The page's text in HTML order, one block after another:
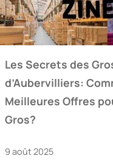
Les Secrets des
d’Aubervilliers:
Meilleures Offres
Gros?
9 août 2025